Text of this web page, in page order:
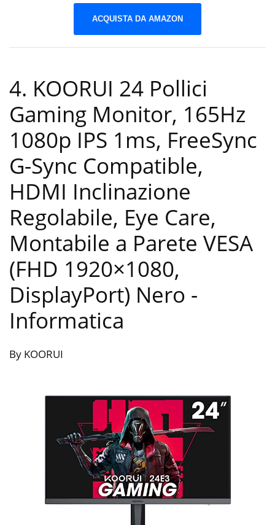
ACQUISTA DA AMAZON
4. KOORUI 24 Pollici
Gaming Monitor, 165Hz
1080p IPS 1ms, FreeSync
G-Sync Compatible,
HDMI Inclinazione
Regolabile, Eye Care,
Montabile a Parete VESA
(FHD 1920×1080,
DisplayPort) Nero -
Informatica
By KOORUI